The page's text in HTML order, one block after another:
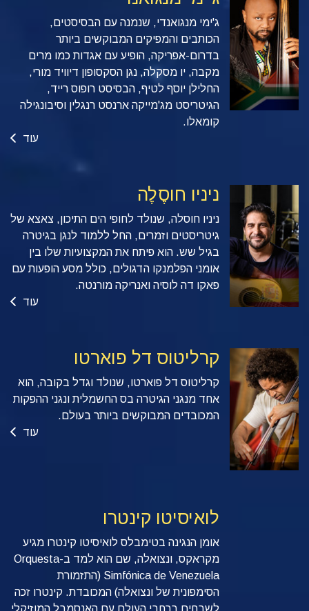
ג'ימי מנגואנדי, שנמנה עם הבסיסטים,
הכותבים והמפיקים המבוקשים ביותר
בדרום-אפריקה, הופיע עם אגדות כמו מרים
מקבה, יו מסקלה, נגן הסקסופון דיוויד מורי,
החלילן יוסף לטיף, הבסיסט רופוס רייד,
הגיטריסט מג'מייקה ארנסט רנגלין וסיבונגילה
קומאלו.
עוד
ניניו חוסֶלֶה
ניניו חוסלה, שנולד לחופי הים התיכון, צאצא של
גיטריסטים וזמרים, החל ללמוד לנגן בגיטרה
בגיל שש. הוא פיתח את המקצועיות שלו בין
אומני הפלמנקו הדגולים, כולל מסע הופעות עם
פאקו דה לוסיה ואנריקה מורנטה.
עוד
קרליטוס דל פוארטו
קרליטוס דל פוארטו, שנולד וגדל בקובה, הוא
אחד מנגני הגיטרה בס החשמלית ונגני ההפקות
המכובדים המבוקשים ביותר בעולם.
עוד
לואיסיטו קינטרו
אומן הנגינה בטימבלס לואיסיטו קינטרו מגיע
מקראקס, ונצואלה, שם הוא למד ב-Orquesta
Simfónica de Venezuela (התזמורת
הסימפונית של ונצואלה) המכובדת. קינטרו זכה